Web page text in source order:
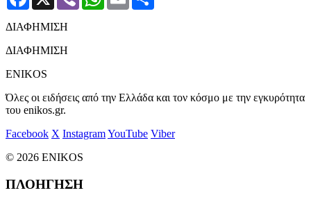
ΔΙΑΦΗΜΙΣΗ
ΔΙΑΦΗΜΙΣΗ
ENIKOS
Όλες οι ειδήσεις από την Ελλάδα και τον κόσμο με την εγκυρότητα
του enikos.gr.
Facebook X InstagramYouTube Viber
© 2026 ENIKOS
ΠΛΟΗΓΗΣΗ